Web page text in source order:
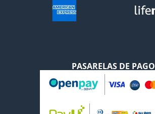
PASARELAS DE PAGO